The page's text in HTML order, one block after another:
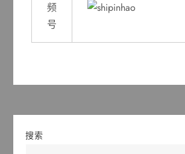
频
号
搜索